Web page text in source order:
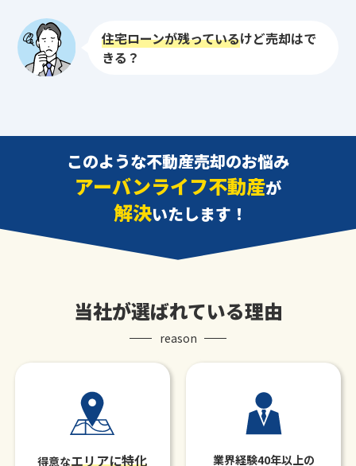
住宅ローンが残っているけど売却はで
きる？
このような不動産売却のお悩み
アーバンライフ不動産が
解決いたします！
当社が選ばれている理由
reason
得意なエリアに特化 業界経験40年以上の